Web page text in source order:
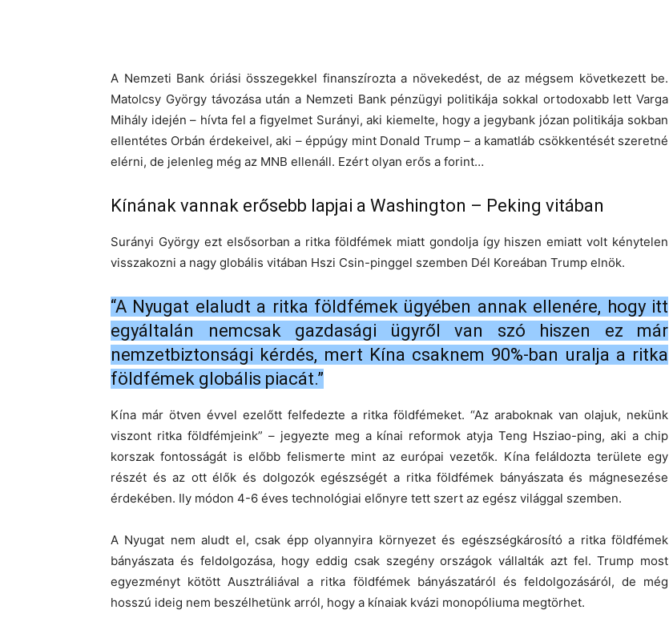
A Nemzeti Bank óriási összegekkel finanszírozta a növekedést, de az mégsem következett be.
Matolcsy György távozása után a Nemzeti Bank pénzügyi politikája sokkal ortodoxabb lett Varga
Mihály idején – hívta fel a figyelmet Surányi, aki kiemelte, hogy a jegybank józan politikája sokban
ellentétes Orbán érdekeivel, aki – éppúgy mint Donald Trump – a kamatláb csökkentését szeretné
elérni, de jelenleg még az MNB ellenáll. Ezért olyan erős a forint…
Kínának vannak erősebb lapjai a Washington – Peking vitában
Surányi György ezt elsősorban a ritka földfémek miatt gondolja így hiszen emiatt volt kénytelen
visszakozni a nagy globális vitában Hszi Csin-pinggel szemben Dél Koreában Trump elnök.
“A Nyugat elaludt a ritka földfémek ügyében annak ellenére, hogy itt
egyáltalán nemcsak gazdasági ügyről van szó hiszen ez már
nemzetbiztonsági kérdés, mert Kína csaknem 90%-ban uralja a ritka
földfémek globális piacát.”
Kína már ötven évvel ezelőtt felfedezte a ritka földfémeket. “Az araboknak van olajuk, nekünk
viszont ritka földfémjeink” – jegyezte meg a kínai reformok atyja Teng Hsziao-ping, aki a chip
korszak fontosságát is előbb felismerte mint az európai vezetők. Kína feláldozta területe egy
részét és az ott élők és dolgozók egészségét a ritka földfémek bányászata és mágnesezése
érdekében. Ily módon 4-6 éves technológiai előnyre tett szert az egész világgal szemben.
A Nyugat nem aludt el, csak épp olyannyira környezet és egészségkárosító a ritka földfémek
bányászata és feldolgozása, hogy eddig csak szegény országok vállalták azt fel. Trump most
egyezményt kötött Ausztráliával a ritka földfémek bányászatáról és feldolgozásáról, de még
hosszú ideig nem beszélhetünk arról, hogy a kínaiak kvázi monopóliuma megtörhet.